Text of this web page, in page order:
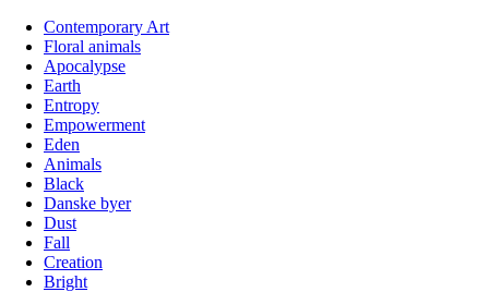
Contemporary Art
Floral animals
Apocalypse
Earth
Entropy
Empowerment
Eden
Animals
Black
Danske byer
Dust
Fall
Creation
Bright